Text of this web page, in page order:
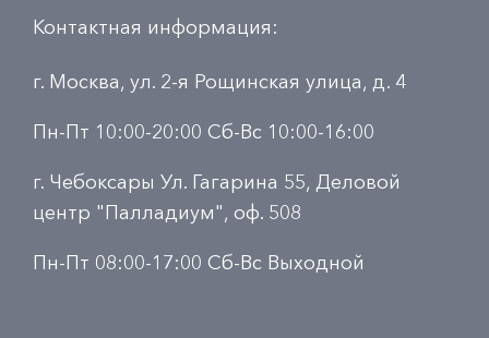
Контактная информация:
г. Москва, ул. 2-я Рощинская улица, д. 4
Пн-Пт 10:00-20:00 Сб-Вс 10:00-16:00
г. Чебоксары Ул. Гагарина 55, Деловой
центр "Палладиум", оф. 508
Пн-Пт 08:00-17:00 Сб-Вс Выходной